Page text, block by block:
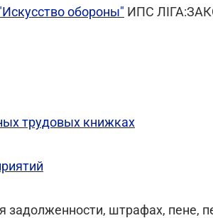
обороны" ИПС
трудовых книжках
штрафах, пене,